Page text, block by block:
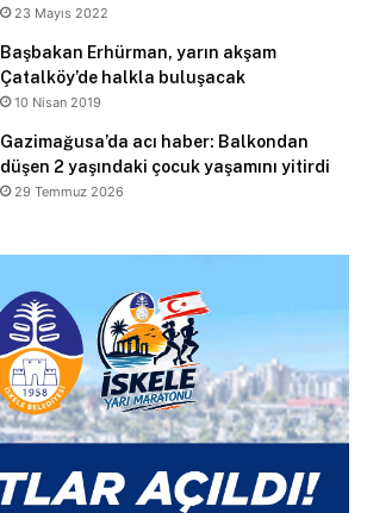
23 Mayıs 2022
Başbakan Erhürman, yarın akşam
Çatalköy’de halkla buluşacak
10 Nisan 2019
Gazimağusa’da acı haber: Balkondan
düşen 2 yaşındaki çocuk yaşamını yitirdi
29 Temmuz 2026